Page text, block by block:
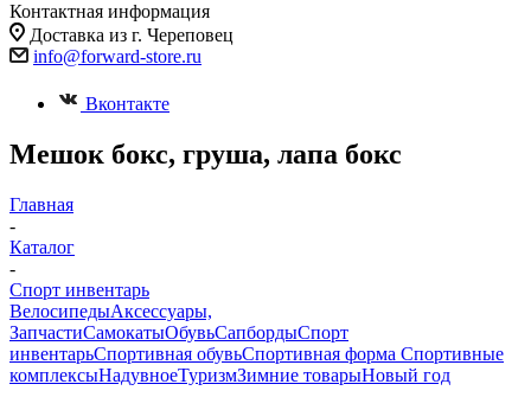
Контактная информация
Доставка из г. Череповец
info@forward-store.ru
Вконтакте
Мешок бокс, груша, лапа бокс
Главная
-
Каталог
-
Спорт инвентарь
ВелосипедыАксессуары,
ЗапчастиСамокатыОбувьСапбордыСпорт
инвентарьСпортивная обувьСпортивная форма Спортивные
комплексыНадувноеТуризмЗимние товарыНовый год